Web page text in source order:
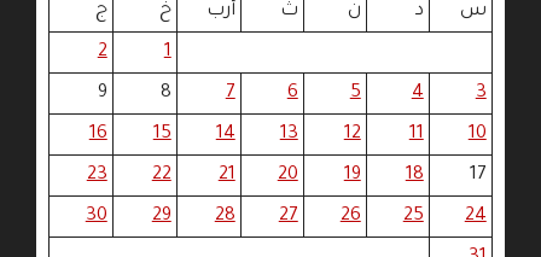
س
د ن ث أرب خ
ج
1
2
3
4
5
6
7
8
9
10
11
12
13
14
15
16
17
18
19
20
21
22
23
24
25
26
27
28
29
30